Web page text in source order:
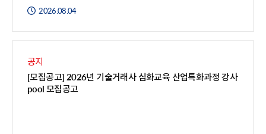
2026.08.04
공지
[모집공고] 2026년 기술거래사 심화교육 산업특화과정 강사
pool 모집공고